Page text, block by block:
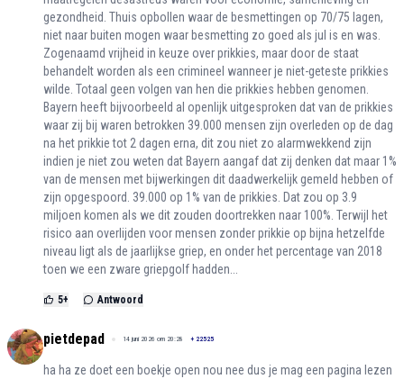
gezondheid. Thuis opbollen waar de besmettingen op 70/75 lagen,
niet naar buiten mogen waar besmetting zo goed als jul is en was.
Zogenaamd vrijheid in keuze over prikkies, maar door de staat
behandelt worden als een crimineel wanneer je niet-geteste prikkies
wilde. Totaal geen volgen van hen die prikkies hebben genomen.
Bayern heeft bijvoorbeeld al openlijk uitgesproken dat van de prikkies
waar zij bij waren betrokken 39.000 mensen zijn overleden op de dag
na het prikkie tot 2 dagen erna, dit zou niet zo alarmwekkend zijn
indien je niet zou weten dat Bayern aangaf dat zij denken dat maar 1%
van de mensen met bijwerkingen dit daadwerkelijk gemeld hebben of
zijn opgespoord. 39.000 op 1% van de prikkies. Dat zou op 3.9
miljoen komen als we dit zouden doortrekken naar 100%. Terwijl het
risico aan overlijden voor mensen zonder prikkie op bijna hetzelfde
niveau ligt als de jaarlijkse griep, en onder het percentage van 2018
toen we een zware griepgolf hadden...
5+ Antwoord
pietdepad 14 juni 2026 om 20:28 + 22525
ha ha ze doet een boekje open nou nee dus je mag een pagina lezen